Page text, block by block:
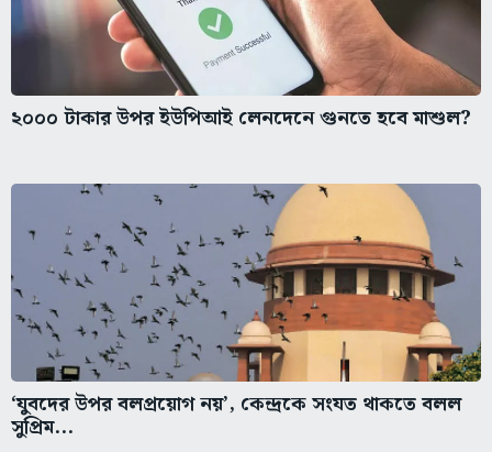
২০০০ টাকার উপর ইউপিআই লেনদেনে গুনতে হবে মাশুল?
‘যুবদের উপর বলপ্রয়োগ নয়’, কেন্দ্রকে সংযত থাকতে বলল
সুপ্রিম...